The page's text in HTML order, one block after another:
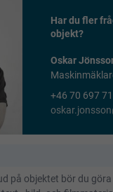
Har du fler
objekt?
Oskar
+46 70 697
på objektet bör du göra